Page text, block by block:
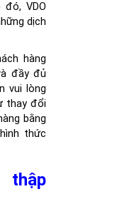
VDO
dịch
hàng
đầy đủ
vui lòng
thay đổi
bằng
thức
thập